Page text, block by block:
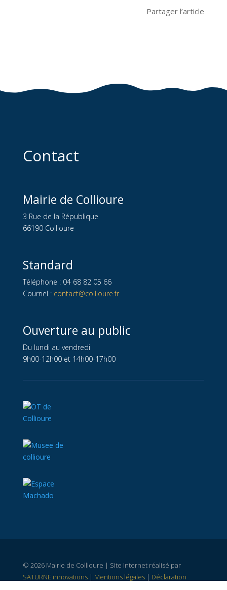
Partager l’article
Contact
Mairie de Collioure
3 Rue de la République
66190 Collioure
Standard
Téléphone : 04 68 82 05 66
Courriel : contact@collioure.fr
Ouverture au public
Du lundi au vendredi
9h00-12h00 et 14h00-17h00
© 2026 Mairie de Collioure | Site Internet réalisé par
SATURNE innovations| Mentions légales| Déclaration